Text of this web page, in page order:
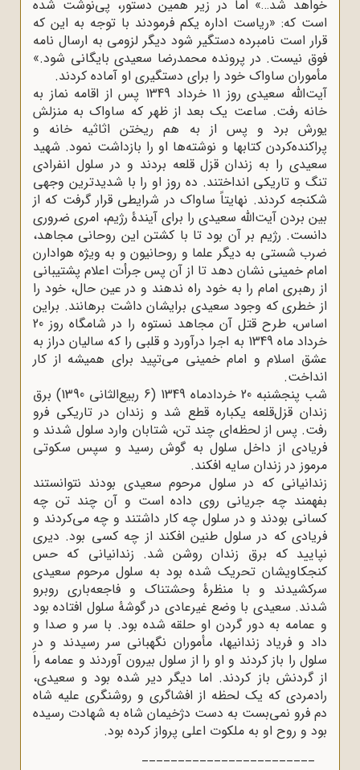
خواهد شد…» اما در زیر همین دستور، پی‌نوشت شده
است که: «ریاست اداره یکم فرمودند با توجه به این که
قرار است نامبرده دستگیر شود دیگر لزومی به ارسال نامه
فوق نیست. در پرونده محمدرضا سعیدی بایگانی شود.»
مأموران ساواک خود را برای دستگیری او آماده کردند.
آیت‌الله سعیدی روز 11 خرداد 1349 پس از اقامه نماز به
خانه رفت. ساعت یک بعد از ظهر که ساواک به منزلش
یورش برد و پس از به هم ریختن اثاثیه خانه و
پراکنده‌کردن کتابها و نوشته‌ها او را بازداشت نمود. شهید
سعیدی را به زندان قزل قلعه بردند و در سلول انفرادی
تنگ و تاریکی انداختند. ده روز او را با شدیدترین وجهی
شکنجه کردند. نهایتاً ساواک در شرایطی قرار گرفت که از
بین بردن آیت‌الله سعیدی را برای آیندۀ رژیم، امری ضروری
دانست. رژیم بر آن بود تا با کشتن این روحانی مجاهد،
ضرب شستی به دیگر علما و روحانیون و به ویژه هوادارن
امام خمینی نشان دهد تا از آن پس جرأت اعلام پشتیبانی
از رهبری امام را به خود راه ندهند و در عین حال، خود را
از خطری که وجود سعیدی برایشان داشت برهانند. براین
اساس، طرح قتل آن مجاهد نستوه را در شامگاه روز 20
خرداد ماه 1349 به اجرا درآورد و قلبی را که سالیان دراز به
عشق اسلام و امام خمینی می‌تپید برای همیشه از کار
انداخت.
شب پنجشنبه 20 خردادماه 1349 (6 ربیع‌الثانی 1390) برق
زندان قزل‌قلعه یکباره قطع شد و زندان در تاریکی فرو
رفت. پس از لحظه‌ای چند تن، شتابان وارد سلول شدند و
فریادی از داخل سلول به گوش رسید و سپس سکوتی
مرموز در زندان سایه افکند.
زندانیانی که در سلول مرحوم سعیدی بودند نتوانستند
بفهمند چه جریانی روی داده است و آن چند تن چه
کسانی بودند و در سلول چه کار داشتند و چه می‌کردند و
فریادی که در سلول طنین افکند از چه کسی بود. دیری
نپایید که برق زندان روشن شد. زندانیانی که حس
کنجکاویشان تحریک شده بود به سلول مرحوم سعیدی
سرکشیدند و با منظرۀ وحشتناک و فاجعه‌باری روبرو
شدند. سعیدی با وضع غیرعادی در گوشۀ سلول افتاده بود
و عمامه به دور گردن او حلقه شده بود. با سر و صدا و
داد و فریاد زندانیها، مأموران نگهبانی سر رسیدند و درِ
سلول را باز کردند و او را از سلول بیرون آوردند و عمامه را
از گردنش باز کردند. اما دیگر دیر شده بود و سعیدی،
رادمردی که یک لحظه از افشاگری و روشنگری علیه شاه
دم فرو نمی‌بست به دست دژخیمان شاه به شهادت رسیده
بود و روح او به ملکوت اعلی پرواز کرده بود.
________________________